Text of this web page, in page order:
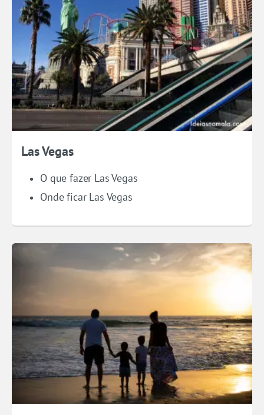
Las Vegas
O que fazer Las Vegas
Onde ficar Las Vegas